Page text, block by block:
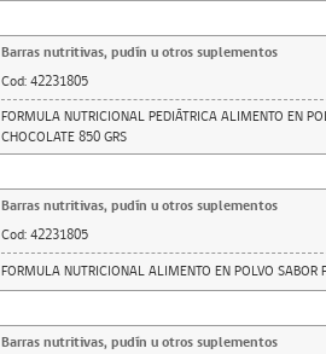
Barras nutritivas, pudín u otros suplementos
Cod: 42231805
FORMULA NUTRICIONAL PEDIÁTRICA ALIMENTO EN
CHOCOLATE 850 GRS
Barras nutritivas, pudín u otros suplementos
Cod: 42231805
FORMULA NUTRICIONAL ALIMENTO EN POLVO
Barras nutritivas, pudín u otros suplementos